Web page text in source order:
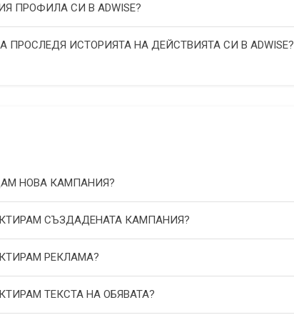
ПРОФИЛА СИ В ADWISE?
ПРОСЛЕДЯ ИСТОРИЯТА НА ДЕЙСТВИЯТА СИ В ADWISE?
НОВА КАМПАНИЯ?
СЪЗДАДЕНАТА КАМПАНИЯ?
РЕКЛАМА?
ТЕКСТА НА ОБЯВАТА?